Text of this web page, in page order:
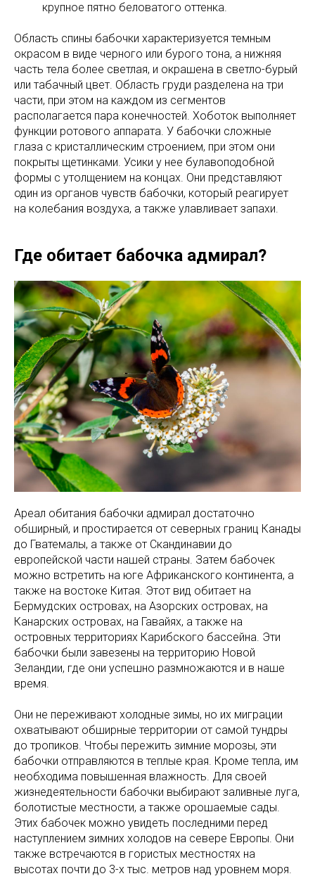
крупное пятно беловатого оттенка.
Область спины бабочки характеризуется темным
окрасом в виде черного или бурого тона, а нижняя
часть тела более светлая, и окрашена в светло-бурый
или табачный цвет. Область груди разделена на три
части, при этом на каждом из сегментов
располагается пара конечностей. Хоботок выполняет
функции ротового аппарата. У бабочки сложные
глаза с кристаллическим строением, при этом они
покрыты щетинками. Усики у нее булавоподобной
формы с утолщением на концах. Они представляют
один из органов чувств бабочки, который реагирует
на колебания воздуха, а также улавливает запахи.
Где обитает бабочка адмирал?
Ареал обитания бабочки адмирал достаточно
обширный, и простирается от северных границ Канады
до Гватемалы, а также от Скандинавии до
европейской части нашей страны. Затем бабочек
можно встретить на юге Африканского континента, а
также на востоке Китая. Этот вид обитает на
Бермудских островах, на Азорских островах, на
Канарских островах, на Гавайях, а также на
островных территориях Карибского бассейна. Эти
бабочки были завезены на территорию Новой
Зеландии, где они успешно размножаются и в наше
время.
Они не переживают холодные зимы, но их миграции
охватывают обширные территории от самой тундры
до тропиков. Чтобы пережить зимние морозы, эти
бабочки отправляются в теплые края. Кроме тепла, им
необходима повышенная влажность. Для своей
жизнедеятельности бабочки выбирают заливные луга,
болотистые местности, а также орошаемые сады.
Этих бабочек можно увидеть последними перед
наступлением зимних холодов на севере Европы. Они
также встречаются в гористых местностях на
высотах почти до 3-х тыс. метров над уровнем моря.